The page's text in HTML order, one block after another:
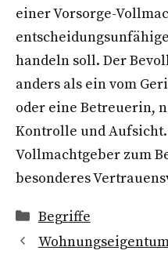
einer Vorsorge-
handeln soll. Der
anders als ein vom
oder eine Betreuerin,
Kontrolle und
Vollmachtgeber zum
besonderes
Kategorien
Begriffe